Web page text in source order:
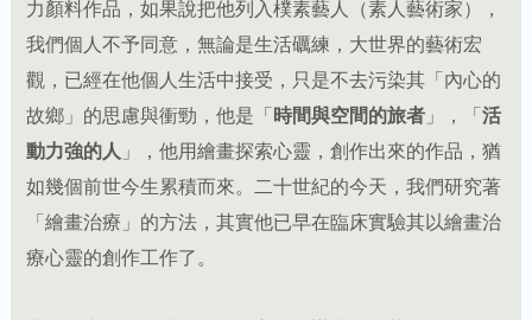
力顏料作品，如果說把他列入樸素藝人（素人藝術家），
我們個人不予同意，無論是生活礪練，大世界的藝術宏
觀，已經在他個人生活中接受，只是不去污染其「內心的
故鄉」的思慮與衝勁，他是「 時間與空間的旅者」，「 活
動力強的人 」，他用繪畫探索心靈，創作出來的作品，猶
如幾個前世今生累積而來。二十世紀的今天，我們研究著
「繪畫治療」的方法，其實他已早在臨床實驗其以繪畫治
療心靈的創作工作了。